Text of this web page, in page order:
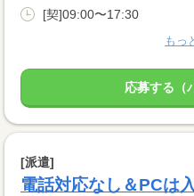
[契]09:00〜17:30
もっ
応募する（
[派遣]
電話対応なし＆PCは